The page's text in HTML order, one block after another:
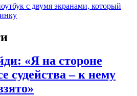
с двумя экранами, который
«Я на стороне
судейства – к нему